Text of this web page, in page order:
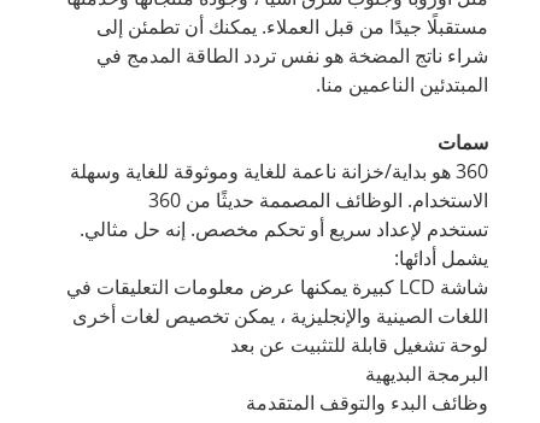
مستقبلًا جيدًا من قبل العملاء. يمكنك أن تطمئن إلى
شراء ناتج المضخة هو نفس تردد الطاقة المدمج في
المبتدئين الناعمين منا.
سمات
360 هو بداية/خزانة ناعمة للغاية وموثوقة للغاية وسهلة
الاستخدام. الوظائف المصممة حديثًا من 360
تستخدم لإعداد سريع أو تحكم مخصص. إنه حل مثالي.
يشمل أدائها:
شاشة LCD كبيرة يمكنها عرض معلومات التعليقات في
اللغات الصينية والإنجليزية ، يمكن تخصيص لغات أخرى
لوحة تشغيل قابلة للتثبيت عن بعد
البرمجة البديهية
وظائف البدء والتوقف المتقدمة